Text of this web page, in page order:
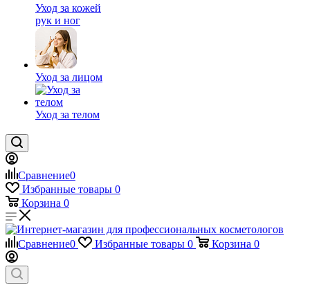
Уход за кожей
рук и ног
Уход за лицом
Уход за телом
Сравнение0
Избранные товары 0
Корзина 0
Сравнение0 Избранные товары 0 Корзина 0